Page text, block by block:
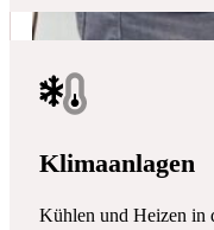
Klimaanlagen
Kühlen und Heizen in